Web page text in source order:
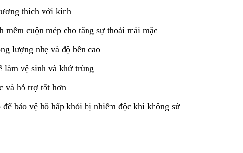
thích với kính
mềm cuộn mép cho tăng sự thoải mái mặc
lượng nhẹ và độ bền cao
làm vệ sinh và khử trùng
và hỗ trợ tốt hơn
bảo vệ hô hấp khỏi bị nhiễm độc khi không sử